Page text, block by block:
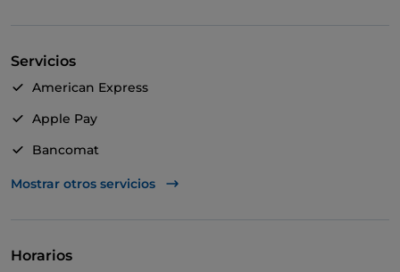
Servicios
American Express
Apple Pay
Bancomat
Mastercard
Mostrar otros servicios
Horarios